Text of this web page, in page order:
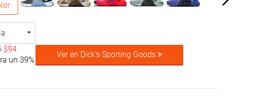
$94
un 39%
Ver en Dick's Sporting Goods